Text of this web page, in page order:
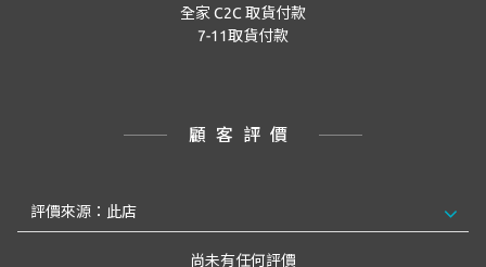
全家 C2C 取貨付款
7-11取貨付款
顧客評價
尚未有任何評價